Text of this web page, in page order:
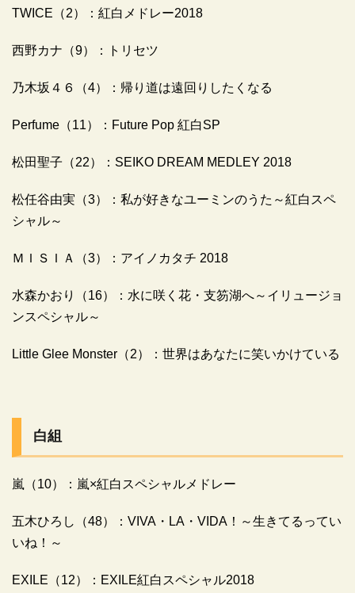
TWICE（2）：紅白メドレー2018
西野カナ（9）：トリセツ
乃木坂４６（4）：帰り道は遠回りしたくなる
Perfume（11）：Future Pop 紅白SP
松田聖子（22）：SEIKO DREAM MEDLEY 2018
松任谷由実（3）：私が好きなユーミンのうた～紅白スペ
シャル～
ＭＩＳＩＡ（3）：アイノカタチ 2018
水森かおり（16）：水に咲く花・支笏湖へ～イリュージョ
ンスペシャル～
Little Glee Monster（2）：世界はあなたに笑いかけている
白組
嵐（10）：嵐×紅白スペシャルメドレー
五木ひろし（48）：VIVA・LA・VIDA！～生きてるってい
いね！～
EXILE（12）：EXILE紅白スペシャル2018